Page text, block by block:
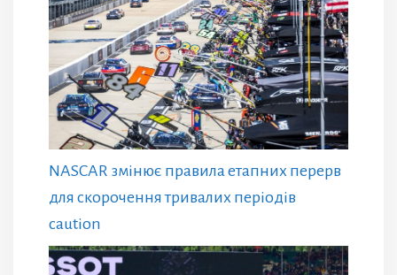
NASCAR змінює правила етапних перерв
для скорочення тривалих періодів
caution